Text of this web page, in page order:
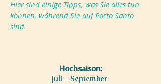
Hier sind einige Tipps, was Sie alles tun
können, während Sie auf Porto Santo
sind.
Hochsaison:
Juli - September